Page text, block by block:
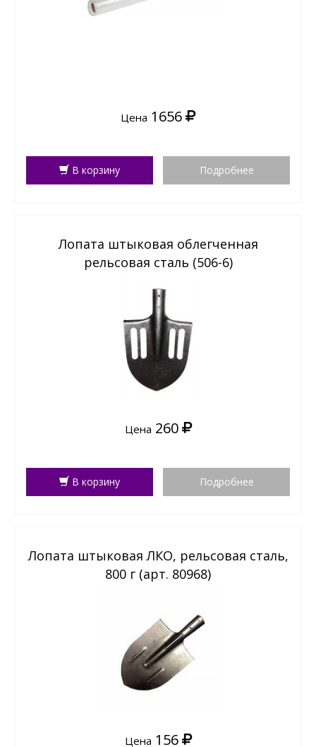
Цена 1656
В корзину Подробнее
Лопата штыковая облегченная
рельсовая сталь (506-6)
Цена 260
В корзину Подробнее
Лопата штыковая ЛКО, рельсовая сталь,
800 г (арт. 80968)
Цена 156